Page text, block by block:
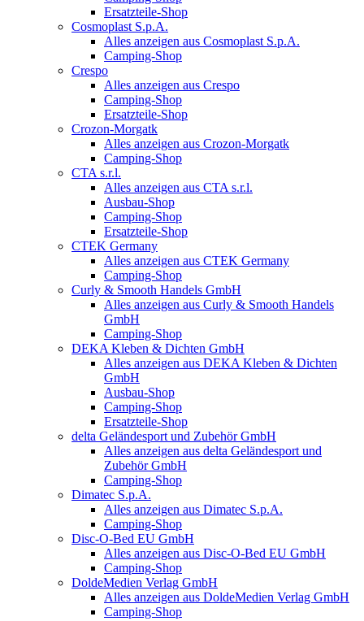
Ersatzteile-Shop
Cosmoplast S.p.A.
Alles anzeigen aus Cosmoplast S.p.A.
Camping-Shop
Crespo
Alles anzeigen aus Crespo
Camping-Shop
Ersatzteile-Shop
Crozon-Morgatk
Alles anzeigen aus Crozon-Morgatk
Camping-Shop
CTA s.r.l.
Alles anzeigen aus CTA s.r.l.
Ausbau-Shop
Camping-Shop
Ersatzteile-Shop
CTEK Germany
Alles anzeigen aus CTEK Germany
Camping-Shop
Curly & Smooth Handels GmbH
Alles anzeigen aus Curly & Smooth Handels
GmbH
Camping-Shop
DEKA Kleben & Dichten GmbH
Alles anzeigen aus DEKA Kleben & Dichten
GmbH
Ausbau-Shop
Camping-Shop
Ersatzteile-Shop
delta Geländesport und Zubehör GmbH
Alles anzeigen aus delta Geländesport und
Zubehör GmbH
Camping-Shop
Dimatec S.p.A.
Alles anzeigen aus Dimatec S.p.A.
Camping-Shop
Disc-O-Bed EU GmbH
Alles anzeigen aus Disc-O-Bed EU GmbH
Camping-Shop
DoldeMedien Verlag GmbH
Alles anzeigen aus DoldeMedien Verlag GmbH
Camping-Shop